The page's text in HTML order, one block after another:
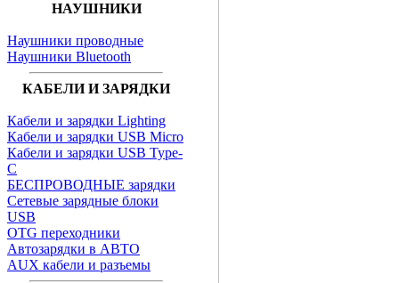
НАУШНИКИ
Наушники проводные
Наушники Bluetooth
КАБЕЛИ И ЗАРЯДКИ
Кабели и зарядки Lighting
Кабели и зарядки USB Micro
Кабели и зарядки USB Type-
C
БЕСПРОВОДНЫЕ зарядки
Сетевые зарядные блоки
USB
OTG переходники
Автозарядки в АВТО
AUX кабели и разъемы